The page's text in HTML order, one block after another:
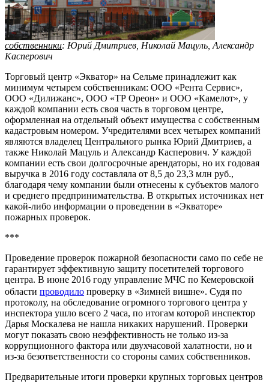
собственники: Юрий Дмитриев, Николай Мацуль, Александр
Касперович
Торговый центр «Экватор» на Сельме принадлежит как
минимум четырем собственникам: ООО «Рента Сервис»,
ООО «Дилижанс», ООО «ТР Ореон» и ООО «Камелот», у
каждой компании есть своя часть в торговом центре,
оформленная на отдельный объект имущества с собственным
кадастровым номером. Учредителями всех четырех компаний
являются владелец Центрального рынка Юрий Дмитриев, а
также Николай Мацуль и Александр Касперович. У каждой
компании есть свои долгосрочные арендаторы, но их годовая
выручка в 2016 году составляла от 8,5 до 23,3 млн руб.,
благодаря чему компании были отнесены к субъектов малого
и среднего предпринимательства. В открытых источниках нет
какой-либо информации о проведении в «Экваторе»
пожарных проверок.
***
Проведение проверок пожарной безопасности само по себе не
гарантирует эффективную защиту посетителей торгового
центра. В июне 2016 году управление МЧС по Кемеровской
области проводило проверку в «Зимней вишне». Судя по
протоколу, на обследование огромного торгового центра у
инспектора ушло всего 2 часа, по итогам которой инспектор
Дарья Москалева не нашла никаких нарушений. Проверки
могут показать свою неэффективность не только из-за
коррупционного фактора или двухчасовой халатности, но и
из-за безответственности со стороны самих собственников.
Предварительные итоги проверки крупных торговых центров